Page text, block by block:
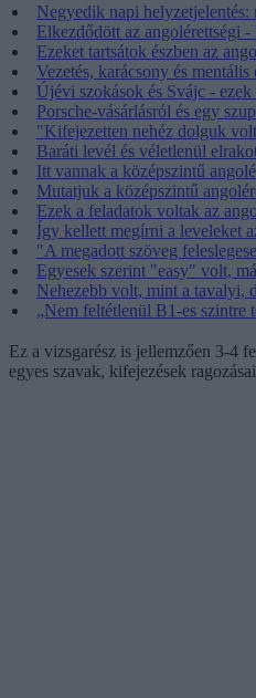
Negyedik napi
Elkezdődött az angolérettségi
Ezeket tartsátok észben az
Vezetés, karácsony és
Újévi szokások és Svájc -
Porsche-vásárlásról és egy
"Kifejezetten nehéz dolguk
Baráti levél és véletlenül
Itt vannak a középszintű
Mutatjuk a középszintű
Ezek a feladatok voltak az
Így kellett megírni a leveleket
"A megadott szöveg
Egyesek szerint "easy" volt,
Nehezebb volt, mint a tavalyi,
„Nem feltétlenül B1-es szintre
Ez a vizsgarész is jellemzően 3-4
egyes szavak, kifejezések